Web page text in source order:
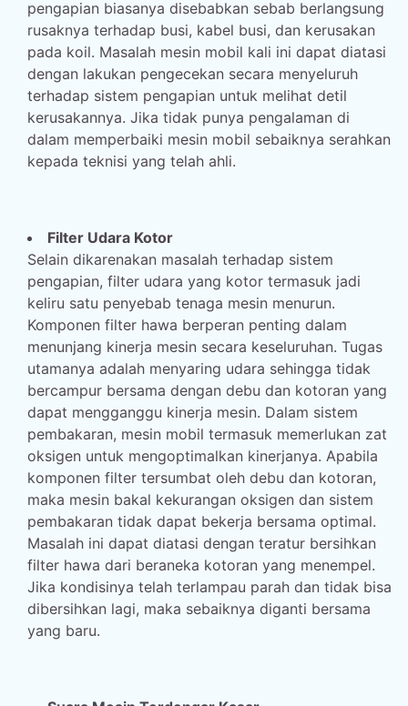
pengapian biasanya disebabkan sebab berlangsung
rusaknya terhadap busi, kabel busi, dan kerusakan
pada koil. Masalah mesin mobil kali ini dapat diatasi
dengan lakukan pengecekan secara menyeluruh
terhadap sistem pengapian untuk melihat detil
kerusakannya. Jika tidak punya pengalaman di
dalam memperbaiki mesin mobil sebaiknya serahkan
kepada teknisi yang telah ahli.
Filter Udara Kotor
Selain dikarenakan masalah terhadap sistem
pengapian, filter udara yang kotor termasuk jadi
keliru satu penyebab tenaga mesin menurun.
Komponen filter hawa berperan penting dalam
menunjang kinerja mesin secara keseluruhan. Tugas
utamanya adalah menyaring udara sehingga tidak
bercampur bersama dengan debu dan kotoran yang
dapat mengganggu kinerja mesin. Dalam sistem
pembakaran, mesin mobil termasuk memerlukan zat
oksigen untuk mengoptimalkan kinerjanya. Apabila
komponen filter tersumbat oleh debu dan kotoran,
maka mesin bakal kekurangan oksigen dan sistem
pembakaran tidak dapat bekerja bersama optimal.
Masalah ini dapat diatasi dengan teratur bersihkan
filter hawa dari beraneka kotoran yang menempel.
Jika kondisinya telah terlampau parah dan tidak bisa
dibersihkan lagi, maka sebaiknya diganti bersama
yang baru.